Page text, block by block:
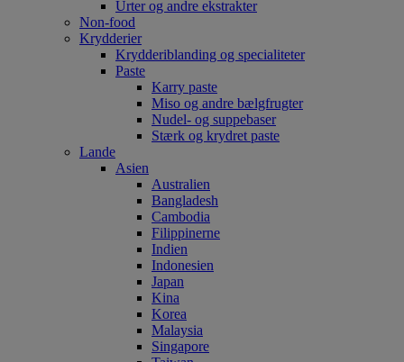
Urter og andre ekstrakter
Non-food
Krydderier
Krydderiblanding og specialiteter
Paste
Karry paste
Miso og andre bælgfrugter
Nudel- og suppebaser
Stærk og krydret paste
Lande
Asien
Australien
Bangladesh
Cambodia
Filippinerne
Indien
Indonesien
Japan
Kina
Korea
Malaysia
Singapore